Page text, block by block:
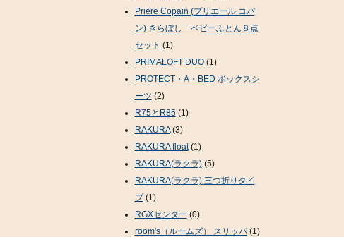
Priere Copain (プリエール コパ
ン) きらぼし ベビーふとん８点
セット (1)
PRIMALOFT DUO(1)
PROTECT・A・BED ボックスシ
ーツ (2)
R75とR85(1)
RAKURA(3)
RAKURA float(1)
RAKURA(ラクラ)(5)
RAKURA(ラクラ) 三つ折りタイ
プ(1)
RGXセンター (0)
room's（ルームズ） スリッパ(1)